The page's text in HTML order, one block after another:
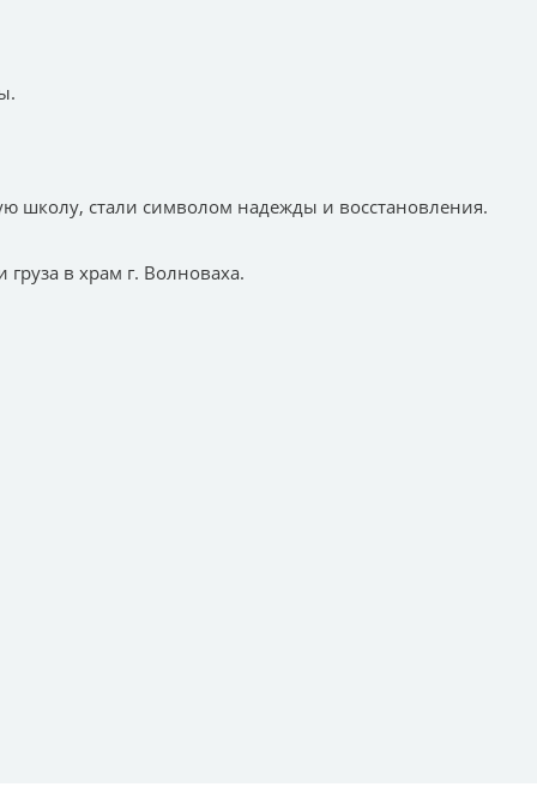
школу, стали символом надежды и восстановления.
в храм г. Волноваха.